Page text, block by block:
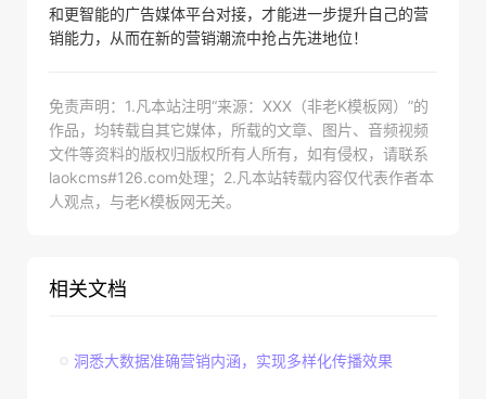
和更智能的广告媒体平台对接，才能进一步提升自己的营
销能力，从而在新的营销潮流中抢占先进地位！
免责声明：1.凡本站注明“来源：XXX（非老K模板网）”的
作品，均转载自其它媒体，所载的文章、图片、音频视频
文件等资料的版权归版权所有人所有，如有侵权，请联系
laokcms#126.com处理；2.凡本站转载内容仅代表作者本
人观点，与老K模板网无关。
相关文档
洞悉大数据准确营销内涵，实现多样化传播效果